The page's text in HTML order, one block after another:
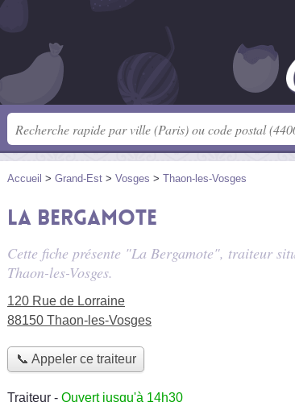
Accueil > Grand-Est > Vosges > Thaon-les-Vosges
La Bergamote
Cette fiche présente "La Bergamote", traiteur
Thaon-les-Vosges.
120 Rue de Lorraine
88150 Thaon-les-Vosges
📞 Appeler ce traiteur
Traiteur - Ouvert jusqu'à 14h30